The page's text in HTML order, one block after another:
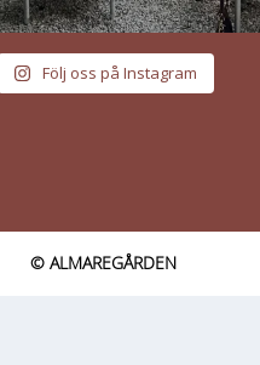
Följ oss på Instagram
© ALMAREGÅRDEN